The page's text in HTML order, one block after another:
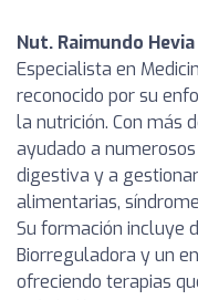
Nut. Raimundo Hevia
Especialista en
reconocido por su
la nutrición. Con más
ayudado a
digestiva y a
alimentarias,
Su formación incluye
Biorreguladora y un
ofreciendo terapias